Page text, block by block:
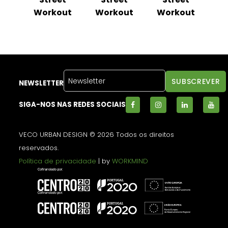
Workout
Workout
Workout
NEWSLETTER
SIGA-NOS NAS REDES SOCIAIS
VECO URBAN DESIGN © 2026 Todos os direitos
reservados.
Política de privacidade | byWORKMIND